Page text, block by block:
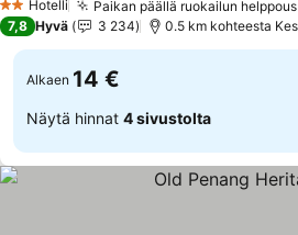
2 Tähtiluokitus
Hotelli Paikan päällä ruokailun helppous
7,8 Hyvä 3 234 0.5 km kohteesta
Alkaen 14 €
Näytä hinnat 4 sivustolta